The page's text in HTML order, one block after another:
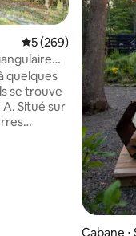
Évaluation
5 (269)
quelques
se trouve
Situé sur
Cabane